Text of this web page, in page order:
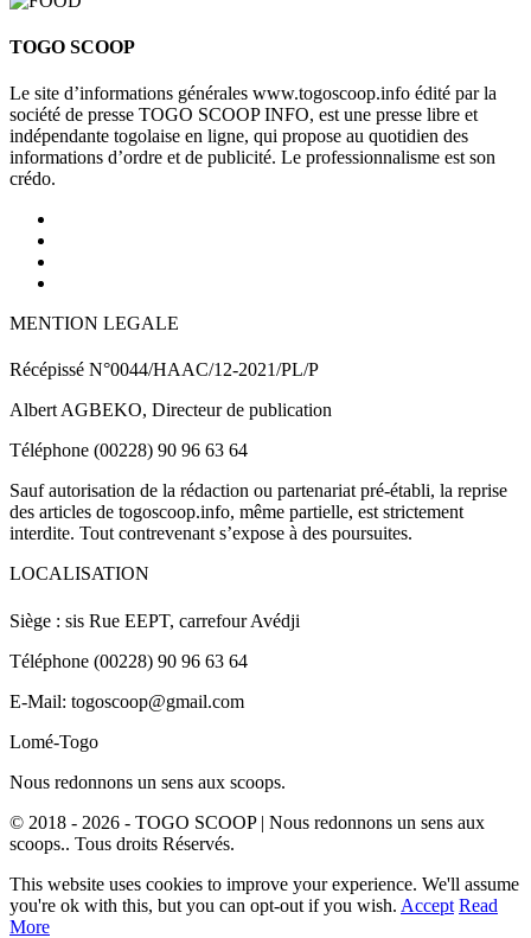
TOGO SCOOP
Le site d’informations générales www.togoscoop.info édité par la
société de presse TOGO SCOOP INFO, est une presse libre et
indépendante togolaise en ligne, qui propose au quotidien des
informations d’ordre et de publicité. Le professionnalisme est son
crédo.
MENTION LEGALE
Récépissé N°0044/HAAC/12-2021/PL/P
Albert AGBEKO, Directeur de publication
Téléphone (00228) 90 96 63 64
Sauf autorisation de la rédaction ou partenariat pré-établi, la reprise
des articles de togoscoop.info, même partielle, est strictement
interdite. Tout contrevenant s’expose à des poursuites.
LOCALISATION
Siège : sis Rue EEPT, carrefour Avédji
Téléphone (00228) 90 96 63 64
E-Mail: togoscoop@gmail.com
Lomé-Togo
Nous redonnons un sens aux scoops.
© 2018 - 2026 - TOGO SCOOP | Nous redonnons un sens aux
scoops.. Tous droits Réservés.
This website uses cookies to improve your experience. We'll assume
you're ok with this, but you can opt-out if you wish. Accept Read
More